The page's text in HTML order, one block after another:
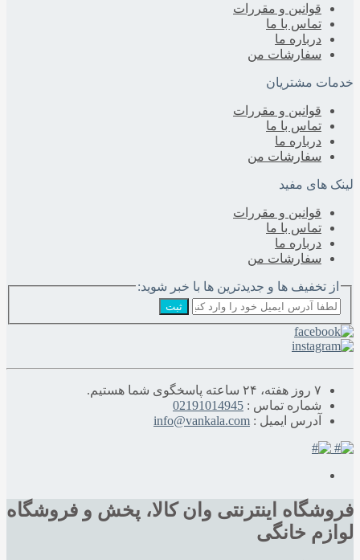
قوانین و مقررات
تماس با ما
درباره‌ ما
سفارشات من
خدمات مشتریان
قوانین و مقررات
تماس با ما
درباره‌ ما
سفارشات من
لینک های مفید
قوانین و مقررات
تماس با ما
درباره‌ ما
سفارشات من
از تخفیف ها و جدیدترین ها با خبر شوید:
ثبت
۷ روز هفته، ۲۴ ساعته پاسخگوی شما هستیم.
شماره تماس : 02191014945
آدرس ایمیل : info@vankala.com
فروشگاه اینترنتی وان کالا، پخش و فروشگاه
لوازم خانگی